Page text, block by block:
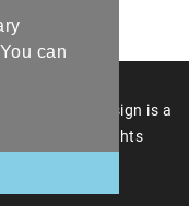
can
Stock design is a
Stock. All rights